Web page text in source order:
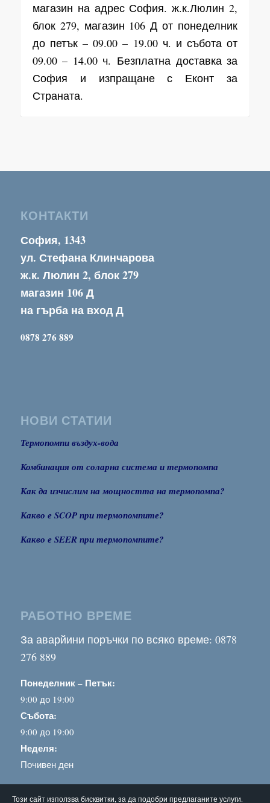
магазин на адрес София. ж.к.Люлин 2,
блок 279, магазин 106 Д от понеделник
до петък – 09.00 – 19.00 ч. и събота от
09.00 – 14.00 ч. Безплатна доставка за
София и изпращане с Еконт за
Страната.
КОНТАКТИ
София, 1343
ул. Стефана Клинчарова
ж.к. Люлин 2, блок 279
магазин 106 Д
на гърба на вход Д
0878 276 889
НОВИ СТАТИИ
Термопомпи въздух-вода
Комбинация от соларна система и термопомпа
Как да изчислим на мощността на термопомпа?
Какво е SCOP при термопомпите?
Какво е SEER при термопомпите?
РАБОТНО ВРЕМЕ
За аварйини поръчки по всяко време: 0878
276 889
Понеделник – Петък:
9:00 до 19:00
Събота:
9:00 до 19:00
Неделя:
Почивен ден
Този сайт използва бисквитки, за да подобри предлаганите услуги.